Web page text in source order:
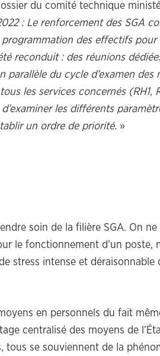
du comité technique
: Le renforcement des SGA
des effectifs pour
reconduit : des réunions
parallèle du cycle d’examen des
les services concernés (RH1,
d’examiner les différents
un ordre de priorité. »
soin de la filière SGA. On ne
le fonctionnement d’un poste,
stress intense et déraisonnable
en personnels du fait
centralisé des moyens de
tous se souviennent de la